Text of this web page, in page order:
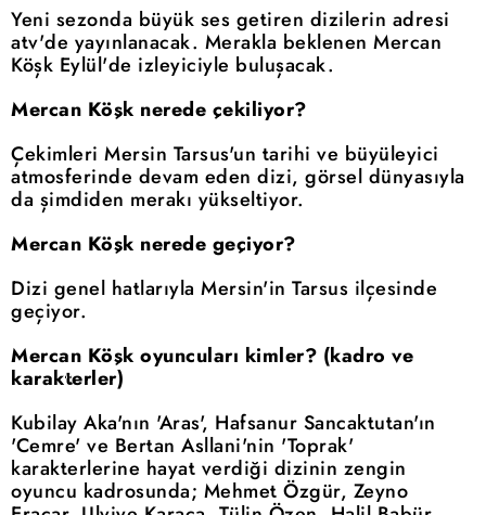
Yeni sezonda büyük ses getiren dizilerin adresi
atv'de yayınlanacak. Merakla beklenen Mercan
Köşk Eylül'de izleyiciyle buluşacak.
Mercan Köşk nerede çekiliyor?
Çekimleri Mersin Tarsus'un tarihi ve büyüleyici
atmosferinde devam eden dizi, görsel dünyasıyla
da şimdiden merakı yükseltiyor.
Mercan Köşk nerede geçiyor?
Dizi genel hatlarıyla Mersin'in Tarsus ilçesinde
geçiyor.
Mercan Köşk oyuncuları kimler? (kadro ve
karakterler)
Kubilay Aka'nın 'Aras', Hafsanur Sancaktutan'ın
'Cemre' ve Bertan Asllani'nin 'Toprak'
karakterlerine hayat verdiği dizinin zengin
oyuncu kadrosunda; Mehmet Özgür, Zeyno